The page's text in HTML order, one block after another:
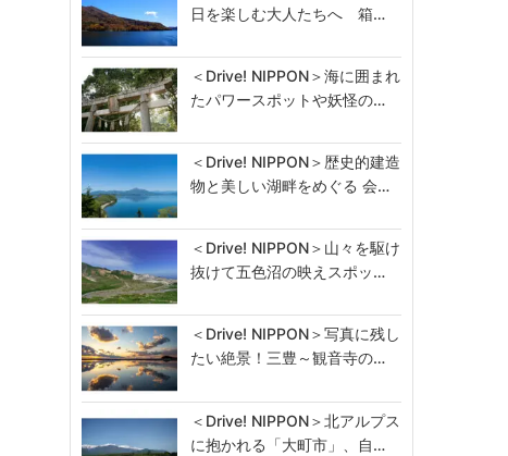
日を楽しむ大人たちへ 箱…
＜Drive! NIPPON＞海に囲まれ
たパワースポットや妖怪の…
＜Drive! NIPPON＞歴史的建造
物と美しい湖畔をめぐる 会…
＜Drive! NIPPON＞山々を駆け
抜けて五色沼の映えスポッ…
＜Drive! NIPPON＞写真に残し
たい絶景！三豊～観音寺の…
＜Drive! NIPPON＞北アルプス
に抱かれる「大町市」、自…